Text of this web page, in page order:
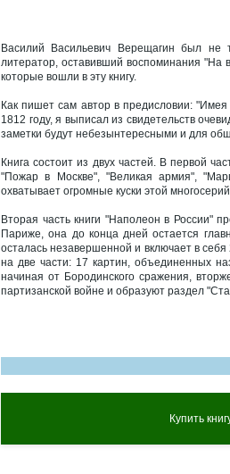
Василий Васильевич Верещагин был не
литератор, оставивший воспоминания "На
которые вошли в эту книгу.
Как пишет сам автор в предисловии:
1812 году, я выписал из свидетельств
заметки будут небезынтересными и для
Книга состоит из двух частей. В первой
"Пожар в Москве", "Великая армия",
охватывает огромные куски этой
Вторая часть книги "Наполеон в России"
Париже, она до конца дней остается
осталась незавершенной и включает в
на две части: 17 картин, объединенных
начиная от Бородинского сражения,
партизанской войне и образуют раздел
Купить